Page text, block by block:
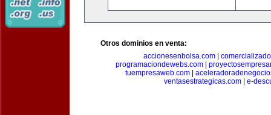
Otros dominios en venta:
accionesenbolsa.com
programaciondewebs.com
tuempresaweb.com
ventasestrategicas.com| e-